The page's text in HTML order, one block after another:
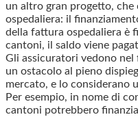
un altro gran progetto,
ospedaliera: il
della fattura ospedaliera è
cantoni, il saldo viene
Gli assicuratori vedono
un ostacolo al pieno
mercato, e lo considerano
Per esempio, in nome di
cantoni potrebbero